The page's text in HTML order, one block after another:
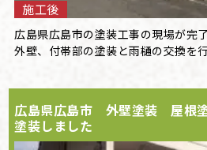
施工後
広島県広島市の塗装工事の現場が完
外壁、付帯部の塗装と雨樋の交換を
広島県広島市 外壁塗装 屋根
塗装しました